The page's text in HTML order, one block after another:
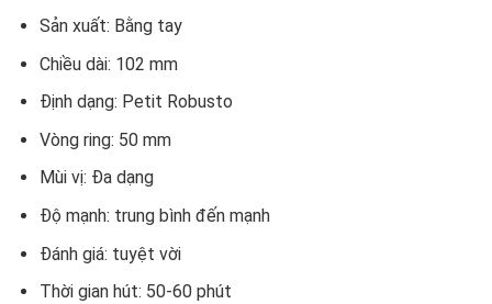
Sản xuất: Bằng tay
Chiều dài: 102 mm
Định dạng: Petit Robusto
Vòng ring: 50 mm
Mùi vị: Đa dạng
Độ mạnh: trung bình đến mạnh
Đánh giá: tuyệt vời
Thời gian hút: 50-60 phút